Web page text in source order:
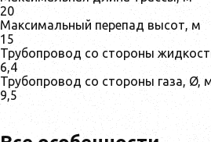
20
Максимальный перепад высот, м
15
Трубопровод со стороны
6,4
Трубопровод со стороны газа, Ø,
9,5